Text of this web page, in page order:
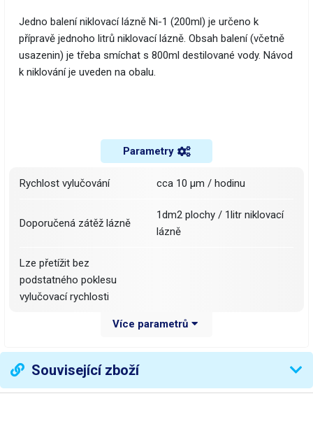
Jedno balení niklovací lázně Ni-1 (200ml) je určeno k
přípravě jednoho litrů niklovací lázně. Obsah balení (včetně
usazenin) je třeba smíchat s 800ml destilované vody. Návod
k niklování je uveden na obalu.
Parametry
Rychlost vylučování cca 10 μm / hodinu
Doporučená zátěž lázně
1dm2 plochy / 1litr niklovací
lázně
Lze přetížit bez
podstatného poklesu
vylučovací rychlosti
95-98°C
Váha balení [kg]: 0.24 kg
Více parametrů
Související zboží